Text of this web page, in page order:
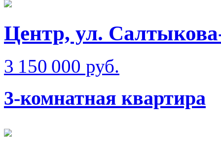
Центр, ул.
3 150 000 руб.
3-комнатная квартира